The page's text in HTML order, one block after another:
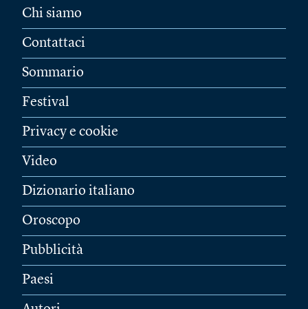
Chi siamo
Contattaci
Sommario
Festival
Privacy e cookie
Video
Dizionario italiano
Oroscopo
Pubblicità
Paesi